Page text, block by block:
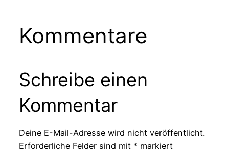
Kommentare
Schreibe einen
Kommentar
Deine E-Mail-Adresse wird nicht veröffentlicht.
Erforderliche Felder sind mit * markiert